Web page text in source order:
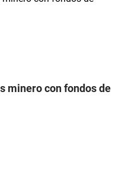
minero con fondos de